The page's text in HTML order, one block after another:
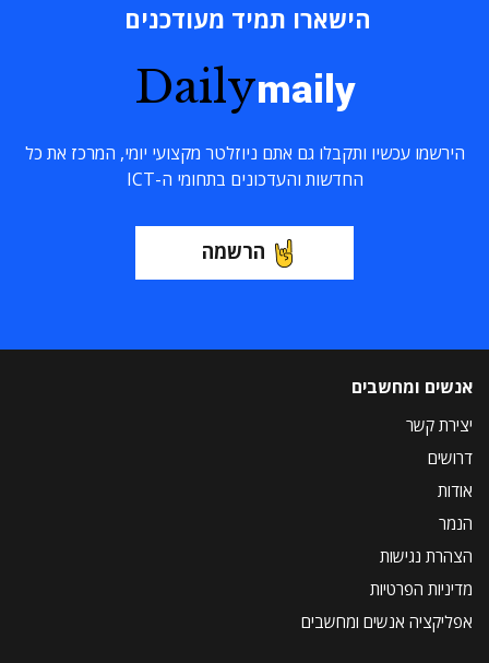
הישארו תמיד מעודכנים
Dailymaily
הירשמו עכשיו ותקבלו גם אתם ניוזלטר מקצועי יומי, המרכז את כל
החדשות והעדכונים בתחומי ה-ICT
הרשמה
אנשים ומחשבים
יצירת קשר
דרושים
אודות
הנמר
הצהרת נגישות
מדיניות הפרטיות
אפליקציה אנשים ומחשבים